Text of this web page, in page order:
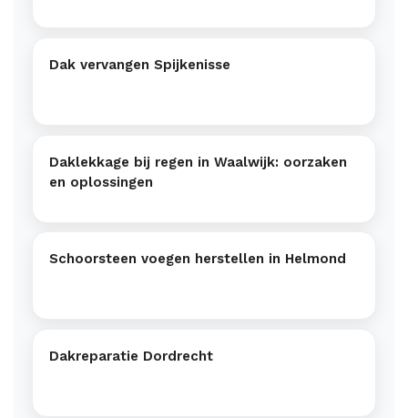
Dak vervangen Spijkenisse
Daklekkage bij regen in Waalwijk: oorzaken
en oplossingen
Schoorsteen voegen herstellen in Helmond
Dakreparatie Dordrecht